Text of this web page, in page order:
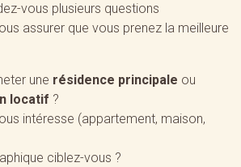
vous plusieurs questions
assurer que vous prenez la meilleure
une résidence principale ou
locatif ?
intéresse (appartement, maison,
ciblez-vous ?